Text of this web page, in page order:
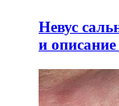
Невус
и